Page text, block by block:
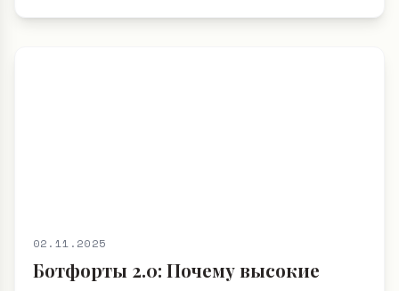
02.11.2025
Ботфорты 2.0: Почему высокие